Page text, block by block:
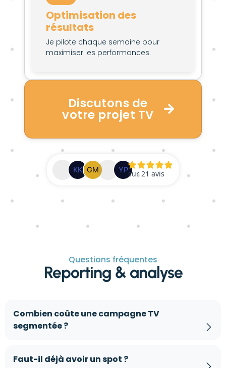
Optimisation des
résultats
Je pilote chaque semaine pour
maximiser les performances.
Discutons de
votre projet TV
Questions fréquentes
Reporting & analyse
Combien coûte une campagne TV
segmentée ?
Faut-il déjà avoir un spot ?